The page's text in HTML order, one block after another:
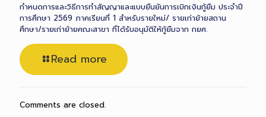
กำหนดการและวิธีการทำสัญญาและแบบยืนยันการเบิกเงินกู้ยืม ประจำปี
การศึกษา 2569 ภาคเรียนที่ 1 สำหรับรายใหม่/ รายเก่าย้ายสถาน
ศึกษา/รายเก่าย้ายคณะสาขา ที่ได้รับอนุมัติให้กู้ยืมจาก กยศ.
Read more
Comments are closed.